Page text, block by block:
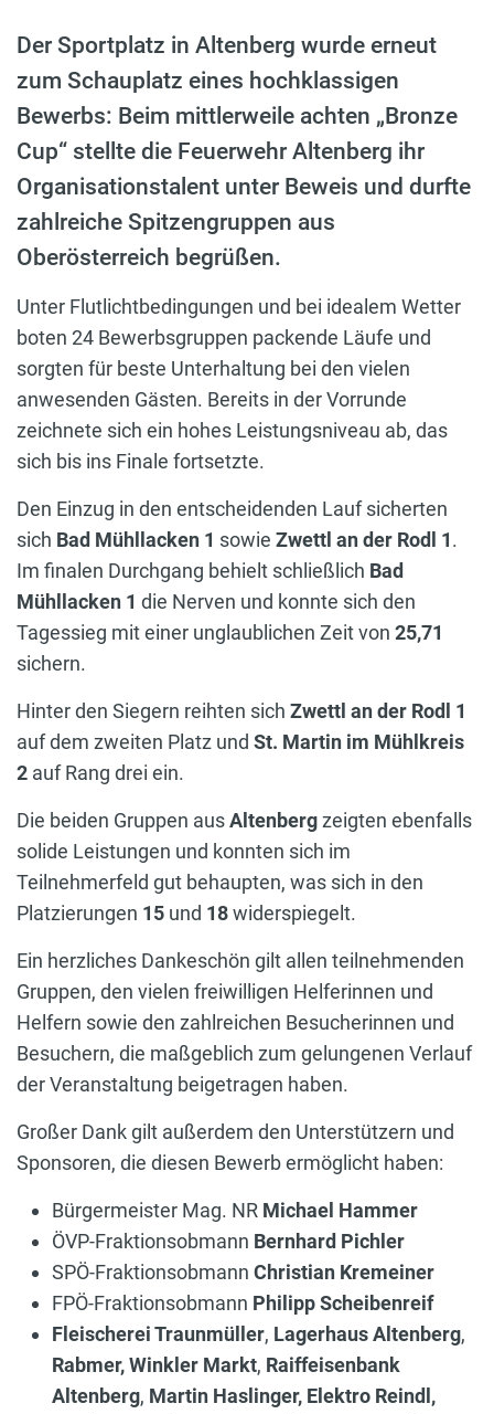
Der Sportplatz in Altenberg wurde erneut
zum Schauplatz eines hochklassigen
Bewerbs: Beim mittlerweile achten „Bronze
Cup“ stellte die Feuerwehr Altenberg ihr
Organisationstalent unter Beweis und durfte
zahlreiche Spitzengruppen aus
Oberösterreich begrüßen.
Unter Flutlichtbedingungen und bei idealem Wetter
boten 24 Bewerbsgruppen packende Läufe und
sorgten für beste Unterhaltung bei den vielen
anwesenden Gästen. Bereits in der Vorrunde
zeichnete sich ein hohes Leistungsniveau ab, das
sich bis ins Finale fortsetzte.
Den Einzug in den entscheidenden Lauf sicherten
sich Bad Mühllacken 1 sowie Zwettl an der Rodl 1.
Im finalen Durchgang behielt schließlich Bad
Mühllacken 1 die Nerven und konnte sich den
Tagessieg mit einer unglaublichen Zeit von 25,71
sichern.
Hinter den Siegern reihten sich Zwettl an der Rodl 1
auf dem zweiten Platz und St. Martin im Mühlkreis
2 auf Rang drei ein.
Die beiden Gruppen ausAltenbergzeigten ebenfalls
solide Leistungen und konnten sich im
Teilnehmerfeld gut behaupten, was sich in den
Platzierungen 15 und 18widerspiegelt.
Ein herzliches Dankeschön gilt allen teilnehmenden
Gruppen, den vielen freiwilligen Helferinnen und
Helfern sowie den zahlreichen Besucherinnen und
Besuchern, die maßgeblich zum gelungenen Verlauf
der Veranstaltung beigetragen haben.
Großer Dank gilt außerdem den Unterstützern und
Sponsoren, die diesen Bewerb ermöglicht haben:
Bürgermeister Mag. NR Michael Hammer
ÖVP-Fraktionsobmann Bernhard Pichler
SPÖ-Fraktionsobmann Christian Kremeiner
FPÖ-Fraktionsobmann Philipp Scheibenreif
Fleischerei Traunmüller, Lagerhaus Altenberg,
Rabmer, Winkler Markt, Raiffeisenbank
Altenberg, Martin Haslinger, Elektro Reindl,